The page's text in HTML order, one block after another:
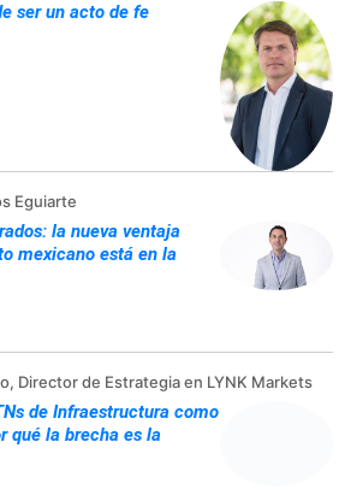
ser un acto de fe
Eguiarte
la nueva ventaja
mexicano está en la
Director de Estrategia en LYNK Markets
de Infraestructura como
qué la brecha es la